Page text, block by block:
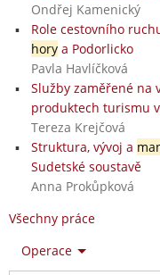
Ondřej Kamenický
Role cestovního
horya Podorlicko
Pavla Havlíčková
Služby zaměřené na
produktech turismu
Tereza Krejčová
Struktura, vývoj a
Sudetské soustavě
Anna Prokůpková
Všechny práce
Operace